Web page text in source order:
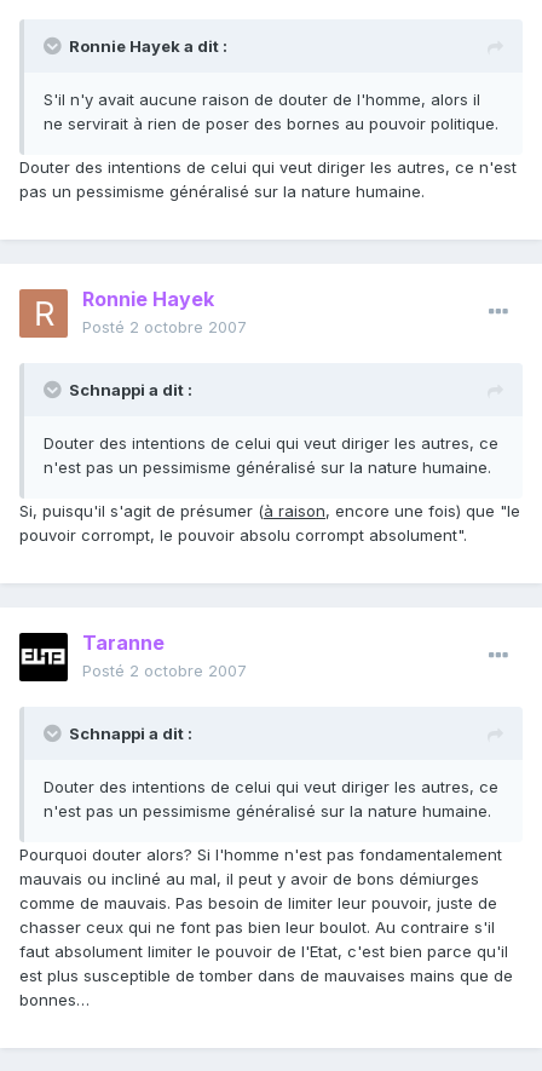
Ronnie Hayek a dit :
S'il n'y avait aucune raison de douter de l'homme, alors il
ne servirait à rien de poser des bornes au pouvoir politique.
Douter des intentions de celui qui veut diriger les autres, ce n'est
pas un pessimisme généralisé sur la nature humaine.
Ronnie Hayek
Posté 2 octobre 2007
Schnappi a dit :
Douter des intentions de celui qui veut diriger les autres, ce
n'est pas un pessimisme généralisé sur la nature humaine.
Si, puisqu'il s'agit de présumer (à raison, encore une fois) que "le
pouvoir corrompt, le pouvoir absolu corrompt absolument".
Taranne
Posté 2 octobre 2007
Schnappi a dit :
Douter des intentions de celui qui veut diriger les autres, ce
n'est pas un pessimisme généralisé sur la nature humaine.
Pourquoi douter alors? Si l'homme n'est pas fondamentalement
mauvais ou incliné au mal, il peut y avoir de bons démiurges
comme de mauvais. Pas besoin de limiter leur pouvoir, juste de
chasser ceux qui ne font pas bien leur boulot. Au contraire s'il
faut absolument limiter le pouvoir de l'Etat, c'est bien parce qu'il
est plus susceptible de tomber dans de mauvaises mains que de
bonnes…